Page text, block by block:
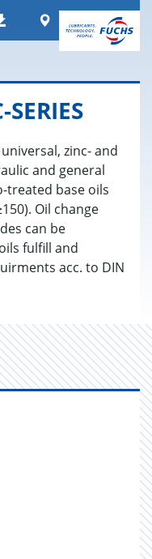
LejupielādesWorldwide
zinc- and
and general
treated base oils
Oil change
can be
fulfill and
acc. to DIN